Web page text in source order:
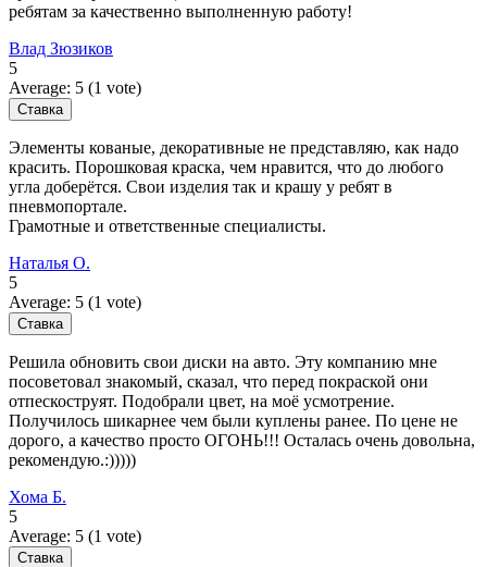
ребятам за качественно выполненную работу!
Влад Зюзиков
5
Average: 5 (1 vote)
Элементы кованые, декоративные не представляю, как надо
красить. Порошковая краска, чем нравится, что до любого
угла доберётся. Свои изделия так и крашу у ребят в
пневмопортале.
Грамотные и ответственные специалисты.
Наталья О.
5
Average: 5 (1 vote)
Решила обновить свои диски на авто. Эту компанию мне
посоветовал знакомый, сказал, что перед покраской они
отпескоструят. Подобрали цвет, на моё усмотрение.
Получилось шикарнее чем были куплены ранее. По цене не
дорого, а качество просто ОГОНЬ!!! Осталась очень довольна,
рекомендую.:)))))
Хома Б.
5
Average: 5 (1 vote)